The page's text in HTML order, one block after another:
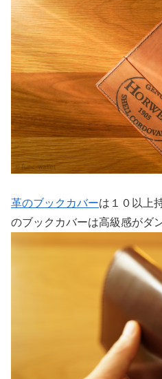
革のブックカバーは１０以上
のブックカバーは高級感がダ